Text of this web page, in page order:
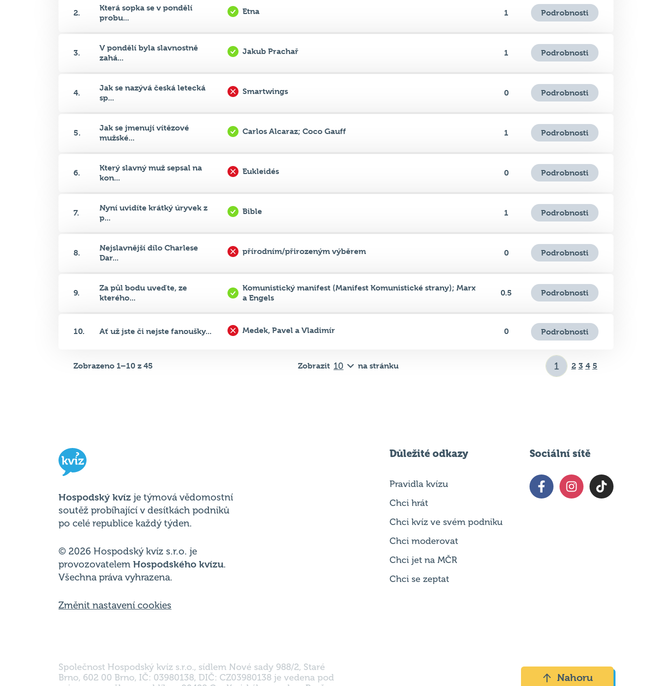
2.
Která sopka se v pondělí
probu...
Etna 1 Podrobnosti
3.
V pondělí byla slavnostně
zahá...
Jakub Prachař 1 Podrobnosti
4.
Jak se nazývá česká letecká
sp...
Smartwings 0 Podrobnosti
5.
Jak se jmenují vítězové
mužské...
Carlos Alcaraz; Coco Gauff 1 Podrobnosti
6.
Který slavný muž sepsal na
kon...
Eukleidés 0 Podrobnosti
7.
Nyní uvidíte krátký úryvek z
p...
Bible 1 Podrobnosti
8.
Nejslavnější dílo Charlese
Dar...
přírodním/přirozeným výběrem 0 Podrobnosti
9.
Za půl bodu uveďte, ze
kterého...
Komunistický manifest (Manifest Komunistické strany); Marx
a Engels
0.5 Podrobnosti
10. Ať už jste či nejste fanoušky... Medek, Pavel a Vladimír 0 Podrobnosti
Zobrazeno 1–10 z 45 Zobrazit na stránku 2 3 4 5
Hospodský kvíz je týmová vědomostní
soutěž probíhající v desítkách podniků
po celé republice každý týden.
© 2026 Hospodský kvíz s.r.o. je
provozovatelem Hospodského kvízu.
Všechna práva vyhrazena.
Změnit nastavení cookies
Důležité odkazy
Pravidla kvízu
Chci hrát
Chci kvíz ve svém podniku
Chci moderovat
Chci jet na MČR
Chci se zeptat
Sociální sítě
Společnost Hospodský kvíz s.r.o., sídlem Nové sady 988/2, Staré
Brno, 602 00 Brno, IČ: 03980138, DIČ: CZ03980138 je vedena pod
Nahoru